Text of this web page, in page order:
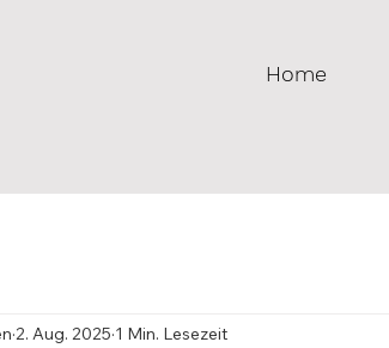
Home
2. Aug. 2025 1 Min. Lesezeit